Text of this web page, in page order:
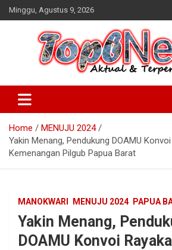
Skip
to
Minggu, Agustus 9, 2026
Home
MENUJU 2024
Yakin Menang, Pendukung DOAMU
Kemenangan Pilgub Papua Barat
MANOKWARI MENUJU 2024 PAPUA
Yakin Menang,
DOAMU Konvoi